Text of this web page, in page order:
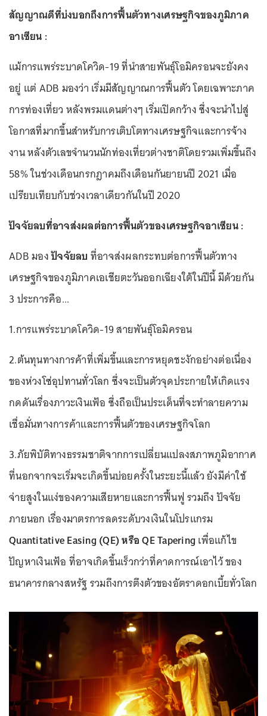
สัญญาณดีที่บ่งบอกถึงการฟื้นตัวทางเศรษฐกิจของภูมิภาค
อาเซียน :
แม้การแพร่ระบาดโควิด-19 ที่นำสายพันธุ์โอมิครอนจะยังคง
อยู่ แต่ ADB มองว่า เริ่มมีสัญญาณการฟื้นตัว โดยเฉพาะภาค
การท่องเที่ยว หลังพรมแดนต่างๆ เริ่มเปิดกว้าง ซึ่งจะนำไปสู่
โอกาสที่มากขึ้นสำหรับการเติบโตทางเศรษฐกิจและการจ้าง
งาน หลังตัวเลขจำนวนนักท่องเที่ยวต่างชาติโดยรวมเพิ่มขึ้นถึง
58% ในช่วงเดือนกรกฎาคมถึงเดือนกันยายนปี 2021 เมื่อ
เปรียบเทียบกับช่วงเวลาเดียวกันในปี 2020
ปัจจัยลบที่อาจส่งผลต่อการฟื้นตัวของเศรษฐกิจอาเซียน :
ADB มองปัจจัยลบ ที่อาจส่งผลกระทบต่อการฟื้นตัวทาง
เศรษฐกิจของภูมิภาคเอเชียตะวันออกเฉียงใต้ในปีนี้ มีด้วยกัน
3 ประการคือ...
1.การแพร่ระบาดโควิด-19 สายพันธุ์โอมิครอน
2.ต้นทุนทางการค้าที่เพิ่มขึ้นและการหยุดชะงักอย่างต่อเนื่อง
ของห่วงโซ่อุปทานทั่วโลก ซึ่งจะเป็นตัวจุดประกายให้เกิดแรง
กดดันเรื่องภาวะเงินเฟ้อ ซึ่งถือเป็นประเด็นที่จะทำลายความ
เชื่อมั่นทางการค้าและการฟื้นตัวของเศรษฐกิจโลก
3.ภัยพิบัติทางธรรมชาติจากการเปลี่ยนแปลงสภาพภูมิอากาศ
ที่นอกจากจะเริ่มจะเกิดขึ้นบ่อยครั้งในระยะนี้แล้ว ยังมีค่าใช้
จ่ายสูงในแง่ของความเสียหายและการฟื้นฟู รวมถึง ปัจจัย
ภายนอก เรื่องมาตรการลดระดับวงเงินในโปรแกรม
Quantitative Easing (QE) หรือ QE Tapering เพื่อแก้ไข
ปัญหาเงินเฟ้อ ที่อาจเกิดขึ้นเร็วกว่าที่คาดการณ์เอาไว้ ของ
ธนาคารกลางสหรัฐ รวมถึงการตึงตัวของอัตราดอกเบี้ยทั่วโลก